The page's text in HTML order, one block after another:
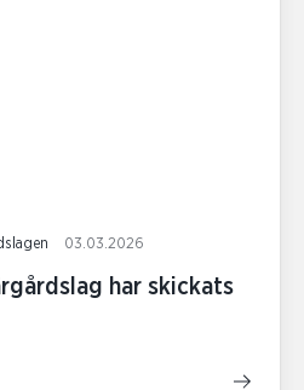
03.03.2026
har skickats